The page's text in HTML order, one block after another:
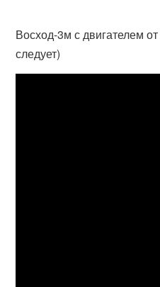
Восход-3м с двигателем
следует)